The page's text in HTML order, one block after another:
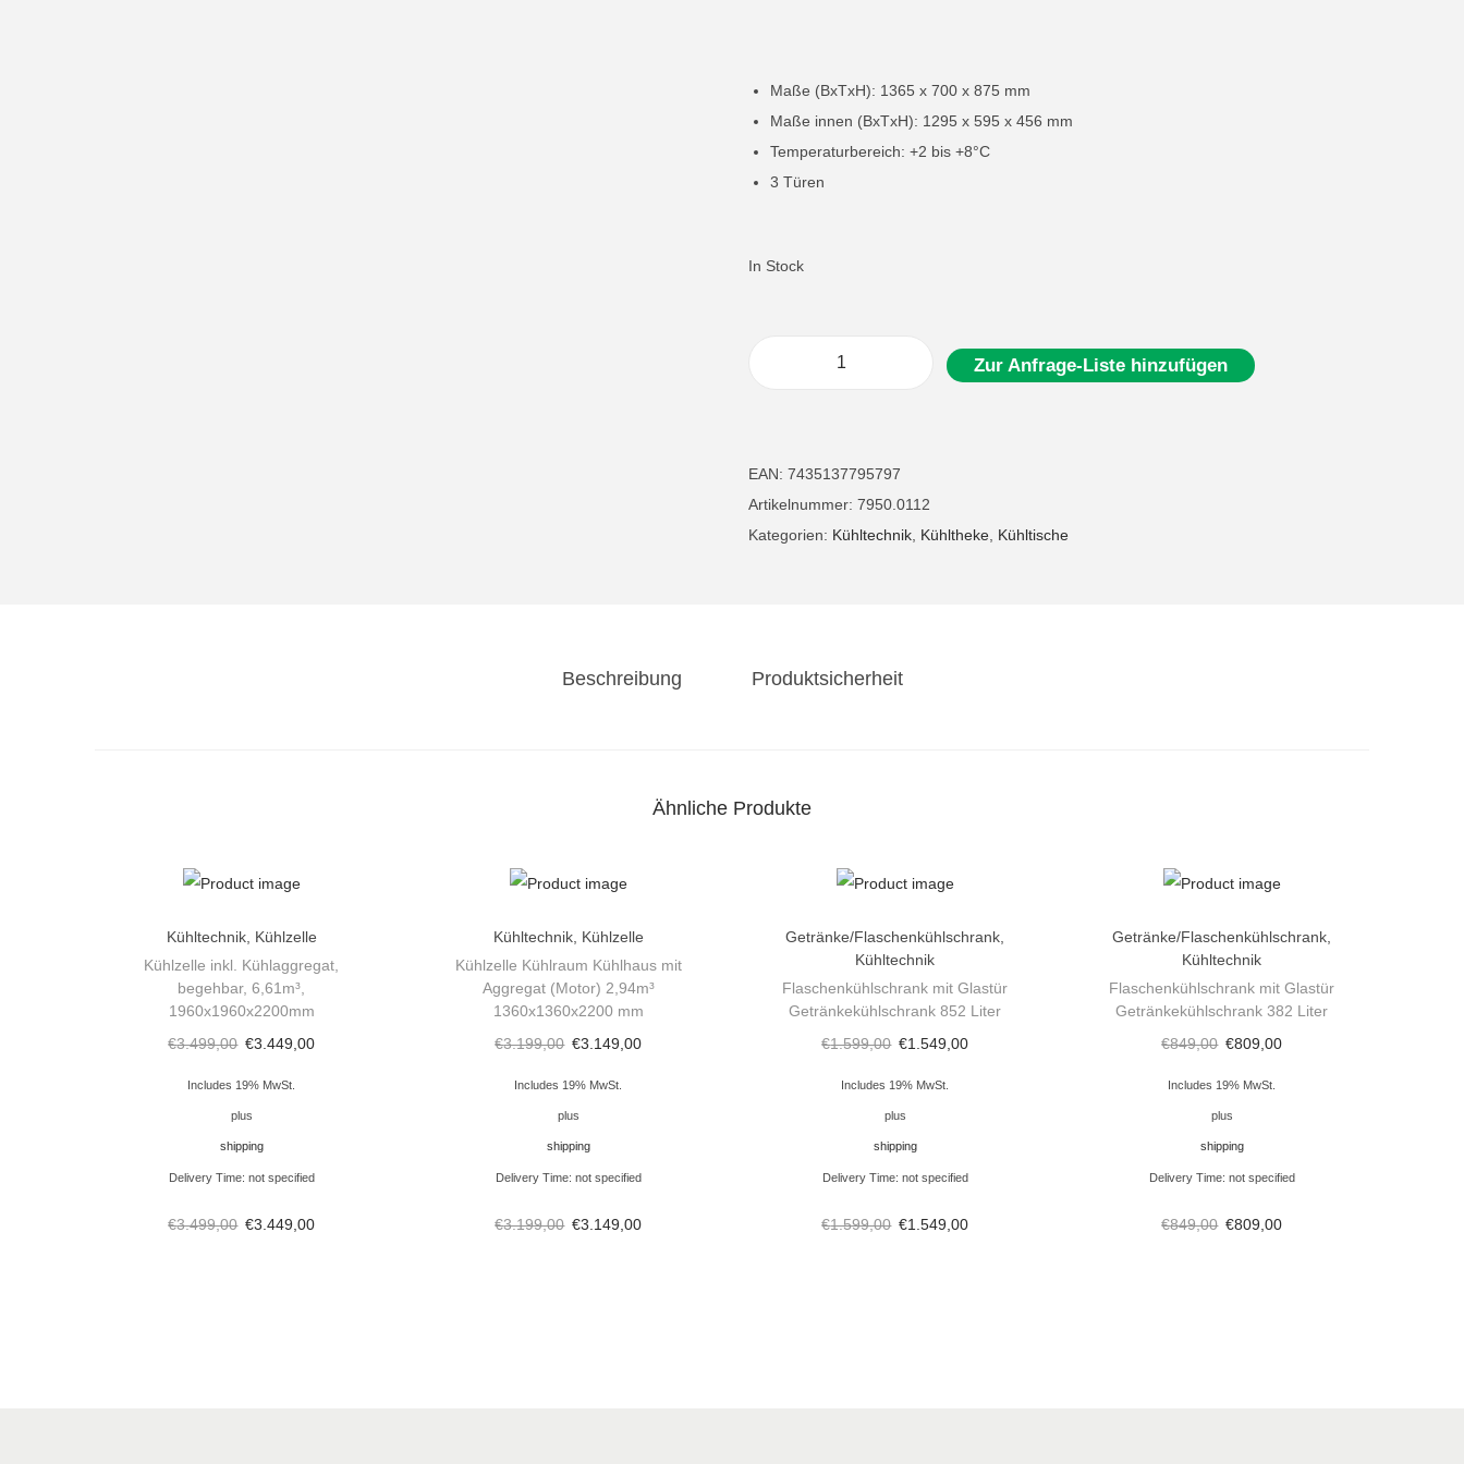
Maße (BxTxH): 1365 x 700 x 875 mm
Maße innen (BxTxH): 1295 x 595 x 456 mm
Temperaturbereich: +2 bis +8°C
3 Türen
In Stock
t
r
o
t
ü
h
e
k
e
h
u
Zur Anfrage-Liste hinzufügen
EAN: 7435137795797
Artikelnummer: 7950.0112
Kategorien: Kühltechnik Kühltheke Kühltische
Beschreibung Produktsicherheit
Ähnliche Produkte
Kühltechnik, Kühlzelle
Kühlzelle inkl. Kühlaggregat,
begehbar, 6,61m³,
1960x1960x2200mm
€3.499,00 €3.449,00
Includes 19% MwSt.
plus
shipping
Delivery Time: not specified
€3.499,00 €3.449,00
Kühltechnik, Kühlzelle
Kühlzelle Kühlraum Kühlhaus mit
Aggregat (Motor) 2,94m³
1360x1360x2200 mm
€3.199,00 €3.149,00
Includes 19% MwSt.
plus
shipping
Delivery Time: not specified
€3.199,00 €3.149,00
Getränke/Flaschenkühlschrank,
Kühltechnik
Flaschenkühlschrank mit Glastür
Getränkekühlschrank 852 Liter
€1.599,00 €1.549,00
Includes 19% MwSt.
plus
shipping
Delivery Time: not specified
€1.599,00 €1.549,00
Getränke/Flaschenkühlschrank,
Kühltechnik
Flaschenkühlschrank mit Glastür
Getränkekühlschrank 382 Liter
€849,00 €809,00
Includes 19% MwSt.
plus
shipping
Delivery Time: not specified
€849,00 €809,00